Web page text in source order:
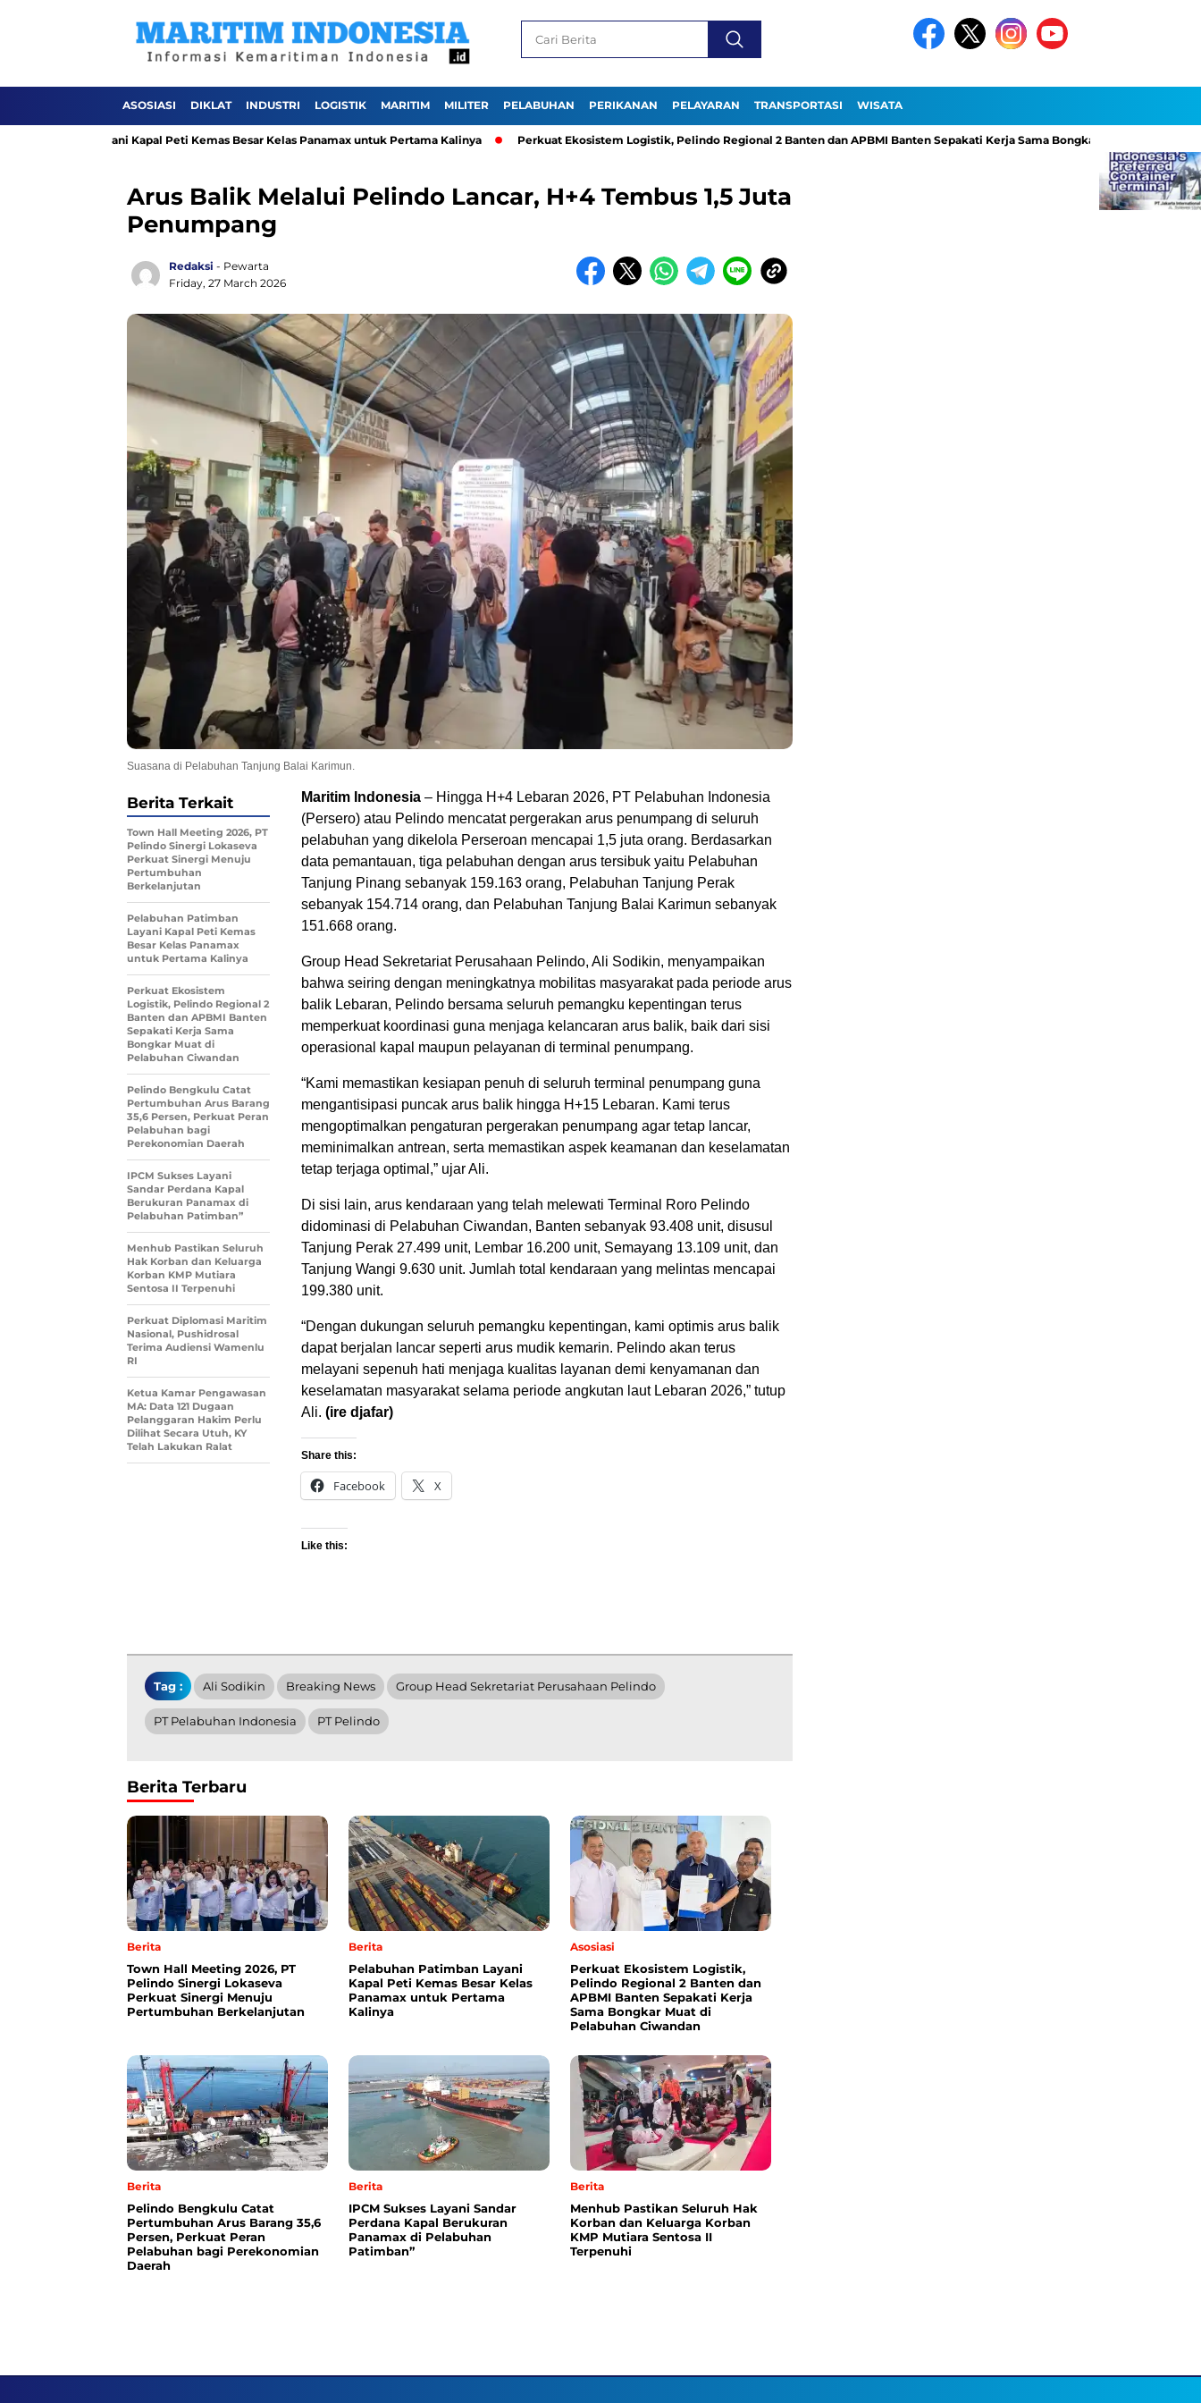
ASOSIASI DIKLAT INDUSTRI LOGISTIK MARITIM MILITER PELABUHAN PERIKANAN PELAYARAN TRANSPORTASI WISATA
Layani Kapal Peti Kemas Besar Kelas Panamax untuk Pertama Kalinya Perkuat Ekosistem Logistik, Pelindo Regional 2 Banten dan APBMI Banten Sepakati Kerja Sama Bongkar Muat di Pelabuhan
Arus Balik Melalui Pelindo Lancar, H+4 Tembus 1,5 Juta
Penumpang
Redaksi - Pewarta
Friday, 27 March 2026
Suasana di Pelabuhan Tanjung Balai Karimun.
Maritim Indonesia – Hingga H+4 Lebaran 2026, PT Pelabuhan Indonesia
(Persero) atau Pelindo mencatat pergerakan arus penumpang di seluruh
pelabuhan yang dikelola Perseroan mencapai 1,5 juta orang. Berdasarkan
data pemantauan, tiga pelabuhan dengan arus tersibuk yaitu Pelabuhan
Tanjung Pinang sebanyak 159.163 orang, Pelabuhan Tanjung Perak
sebanyak 154.714 orang, dan Pelabuhan Tanjung Balai Karimun sebanyak
151.668 orang.
Group Head Sekretariat Perusahaan Pelindo, Ali Sodikin, menyampaikan
bahwa seiring dengan meningkatnya mobilitas masyarakat pada periode arus
balik Lebaran, Pelindo bersama seluruh pemangku kepentingan terus
memperkuat koordinasi guna menjaga kelancaran arus balik, baik dari sisi
operasional kapal maupun pelayanan di terminal penumpang.
“Kami memastikan kesiapan penuh di seluruh terminal penumpang guna
mengantisipasi puncak arus balik hingga H+15 Lebaran. Kami terus
mengoptimalkan pengaturan pergerakan penumpang agar tetap lancar,
meminimalkan antrean, serta memastikan aspek keamanan dan keselamatan
tetap terjaga optimal,” ujar Ali.
Di sisi lain, arus kendaraan yang telah melewati Terminal Roro Pelindo
didominasi di Pelabuhan Ciwandan, Banten sebanyak 93.408 unit, disusul
Tanjung Perak 27.499 unit, Lembar 16.200 unit, Semayang 13.109 unit, dan
Tanjung Wangi 9.630 unit. Jumlah total kendaraan yang melintas mencapai
199.380 unit.
“Dengan dukungan seluruh pemangku kepentingan, kami optimis arus balik
dapat berjalan lancar seperti arus mudik kemarin. Pelindo akan terus
melayani sepenuh hati menjaga kualitas layanan demi kenyamanan dan
keselamatan masyarakat selama periode angkutan laut Lebaran 2026,” tutup
Ali. (ire djafar)
Share this:
Facebook X
Like this:
Berita Terkait
Town Hall Meeting 2026, PT
Pelindo Sinergi Lokaseva
Perkuat Sinergi Menuju
Pertumbuhan
Berkelanjutan
Pelabuhan Patimban
Layani Kapal Peti Kemas
Besar Kelas Panamax
untuk Pertama Kalinya
Perkuat Ekosistem
Logistik, Pelindo Regional 2
Banten dan APBMI Banten
Sepakati Kerja Sama
Bongkar Muat di
Pelabuhan Ciwandan
Pelindo Bengkulu Catat
Pertumbuhan Arus Barang
35,6 Persen, Perkuat Peran
Pelabuhan bagi
Perekonomian Daerah
IPCM Sukses Layani
Sandar Perdana Kapal
Berukuran Panamax di
Pelabuhan Patimban”
Menhub Pastikan Seluruh
Hak Korban dan Keluarga
Korban KMP Mutiara
Sentosa II Terpenuhi
Perkuat Diplomasi Maritim
Nasional, Pushidrosal
Terima Audiensi Wamenlu
RI
Ketua Kamar Pengawasan
MA: Data 121 Dugaan
Pelanggaran Hakim Perlu
Dilihat Secara Utuh, KY
Telah Lakukan Ralat
Tag : Ali Sodikin Breaking News Group Head Sekretariat Perusahaan Pelindo
PT Pelabuhan Indonesia PT Pelindo
Berita Terbaru
Berita
Town Hall Meeting 2026, PT
Pelindo Sinergi Lokaseva
Perkuat Sinergi Menuju
Pertumbuhan Berkelanjutan
Berita
Pelabuhan Patimban Layani
Kapal Peti Kemas Besar Kelas
Panamax untuk Pertama
Kalinya
Asosiasi
Perkuat Ekosistem Logistik,
Pelindo Regional 2 Banten dan
APBMI Banten Sepakati Kerja
Sama Bongkar Muat di
Pelabuhan Ciwandan
Berita
Pelindo Bengkulu Catat
Pertumbuhan Arus Barang 35,6
Persen, Perkuat Peran
Pelabuhan bagi Perekonomian
Daerah
Berita
IPCM Sukses Layani Sandar
Perdana Kapal Berukuran
Panamax di Pelabuhan
Patimban”
Berita
Menhub Pastikan Seluruh Hak
Korban dan Keluarga Korban
KMP Mutiara Sentosa II
Terpenuhi